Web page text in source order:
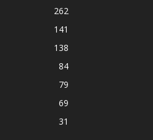
262
141
138
84
79
69
31